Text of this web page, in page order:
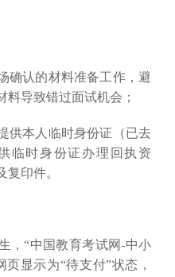
确认的材料准备工作，避
料导致错过面试机会；
供本人临时身份证（已去
临时身份证办理回执资
印件。
，“中国教育考试网-中小
显示为“待支付”状态，